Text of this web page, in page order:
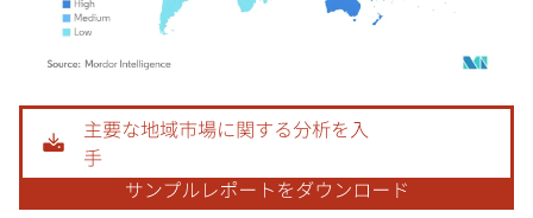
画像 © Mordor Intelligence。再利用にはCC BY 4.0の表示が必要です。